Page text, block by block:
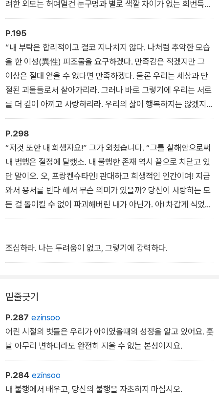
는 것은 역시 엄청난 혐오감과 인간 사회에서의 추방뿐이었는
데…
려한 외모는 허여멀건 눈구멍과 별로 색깔 차이가 없는 희번득거
리는 두 눈, 쭈글쭈글한 얼굴 살갗, 그리고 일자로 다문 시커먼 입
술과 대조되어 오히려 더 끔찍해 보일 뿐이었다.
P.195
“내 부탁은 합리적이고 결코 지나치지 않다. 나처럼 추악한 모습
을 한 이성(異性) 피조물을 요구하겠다. 만족감은 적겠지만 그
이상은 절대 얻을 수 없다면 만족하겠다. 물론 우리는 세상과 단
절된 괴물들로서 살아가리라. 그러나 바로 그렇기에 우리는 서로
를 더 깊이 아끼고 사랑하리라. 우리의 삶이 행복하지는 않겠지
만, 남을 해치지도 않을 테고 지금 내가 느끼는 이런 불행도 알지
못할 것이다. 오! 창조주여, 나를 행복하게 해다오!”
P.298
“저것 또한 내 희생자요!” 그가 외쳤습니다. “그를 살해함으로써
내 범행은 절정에 달했소. 내 불행한 존재 역시 끝으로 치닫고 있
단 말이오. 오, 프랑켄슈타인! 관대하고 희생적인 인간이여! 지금
와서 용서를 빈다 해서 무슨 의미가 있을까? 당신이 사랑하는 모
든 걸 돌이킬 수 없이 파괴해버린 내가 아닌가. 아! 차갑게 식었구
나. 내게 대답을 해주지는 못하겠어.”
조심하라. 나는 두려움이 없고, 그렇기에 강력하다.
밑줄긋기
P.287 ezinsoo
어린 시절의 벗들은 우리가 아이였을때의 성정을 알고 있어요. 훗
날 아무리 변하더라도 완전히 지울 수 없는 본성이지요.
P.284 ezinsoo
내 불행에서 배우고, 당신의 불행을 자초하지 마십시오.